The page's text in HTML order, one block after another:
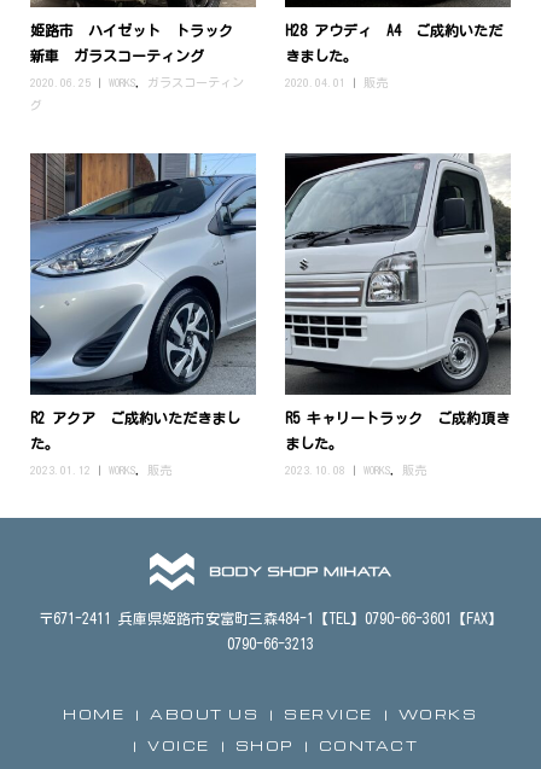
姫路市 ハイゼット トラック
新車 ガラスコーティング
2020.06.25 WORKS, ガラスコーティン
グ
H28 アウディ A4 ご成約いただ
きました。
2020.04.01 販売
R2 アクア ご成約いただきまし
た。
2023.01.12 WORKS, 販売
R5 キャリートラック ご成約頂き
ました。
2023.10.08 WORKS 販売
〒671-2411 兵庫県姫路市安富町三森484-1【TEL】0790-66-3601【FAX】
0790-66-3213
HOME ABOUT US SERVICE WORKS
VOICE SHOP CONTACT